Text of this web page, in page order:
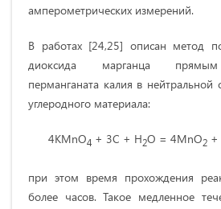
амперометрических измерений.
В работах [24,25] описан метод
диоксида марганца прямым
перманганата калия в нейтральной
углеродного материала:
4KMnO4 + 3C + H2O = 4MnO2+
при этом время прохождения
более часов. Такое медленное